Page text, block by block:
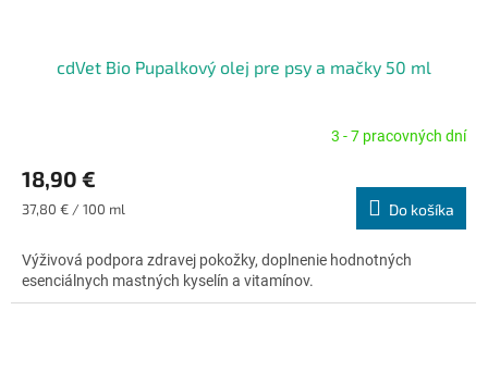
cdVet Bio Pupalkový olej pre psy a mačky 50 ml
produktu
je
4,7
5
hviezdičiek.
3 - 7 pracovných dní
18,90 €
Jednotková
37,80 € / 100 ml Do košíka
Výživová podpora zdravej pokožky, doplnenie hodnotných
esenciálnych mastných kyselín a vitamínov.